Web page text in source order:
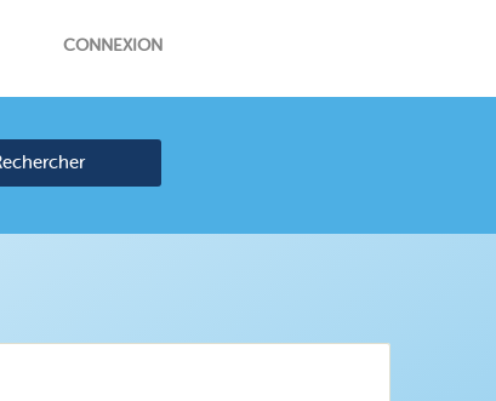
CONNEXION
Rechercher